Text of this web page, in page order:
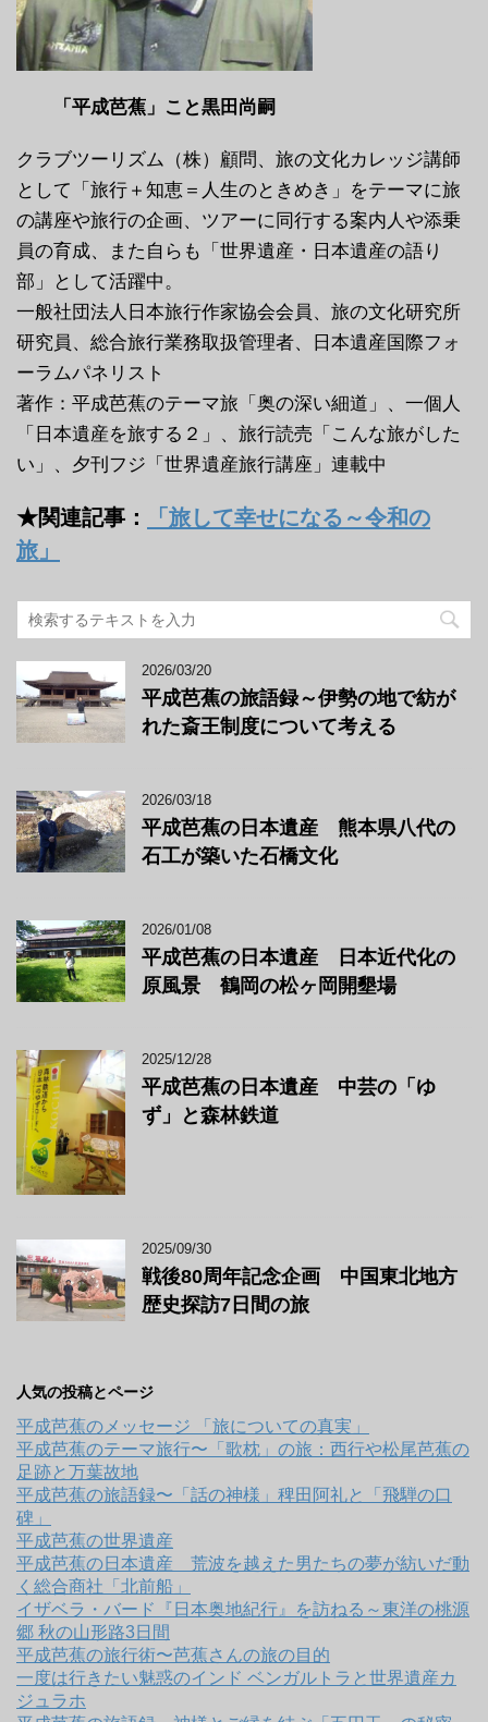
「平成芭蕉」こと黒田尚嗣
クラブツーリズム（株）顧問、旅の文化カレッジ講師
として「旅行＋知恵＝人生のときめき」をテーマに旅
の講座や旅行の企画、ツアーに同行する案内人や添乗
員の育成、また自らも「世界遺産・日本遺産の語り
部」として活躍中。
一般社団法人日本旅行作家協会会員、旅の文化研究所
研究員、総合旅行業務取扱管理者、日本遺産国際フォ
ーラムパネリスト
著作：平成芭蕉のテーマ旅「奥の深い細道」、一個人
「日本遺産を旅する２」、旅行読売「こんな旅がした
い」、夕刊フジ「世界遺産旅行講座」連載中
★関連記事：
「旅して幸せになる～令和の
旅」
2026/03/20
平成芭蕉の旅語録～伊勢の地で紡が
れた斎王制度について考える
2026/03/18
平成芭蕉の日本遺産 熊本県八代の
石工が築いた石橋文化
2026/01/08
平成芭蕉の日本遺産 日本近代化の
原風景 鶴岡の松ヶ岡開墾場
2025/12/28
平成芭蕉の日本遺産 中芸の「ゆ
ず」と森林鉄道
2025/09/30
戦後80周年記念企画 中国東北地方
歴史探訪7日間の旅
人気の投稿とページ
平成芭蕉のメッセージ 「旅についての真実」
平成芭蕉のテーマ旅行〜「歌枕」の旅：西行や松尾芭蕉の
足跡と万葉故地
平成芭蕉の旅語録〜「話の神様」稗田阿礼と「飛騨の口
碑」
平成芭蕉の世界遺産
平成芭蕉の日本遺産 荒波を越えた男たちの夢が紡いだ動
く総合商社「北前船」
イザベラ・バード『日本奥地紀行』を訪ねる～東洋の桃源
郷 秋の山形路3日間
平成芭蕉の旅行術〜芭蕉さんの旅の目的
一度は行きたい魅惑のインド ベンガルトラと世界遺産カ
ジュラホ